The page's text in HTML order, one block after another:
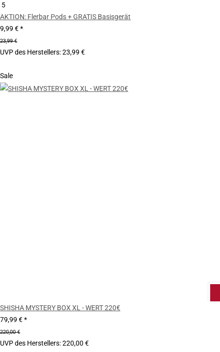
5
AKTION: Flerbar Pods + GRATIS Basisgerät
9,99 €*
23,99 €
UVP des Herstellers:23,99 €
Sale
SHISHA MYSTERY BOX XL - WERT 220€
79,99 €*
220,00 €
UVP des Herstellers:220,00 €